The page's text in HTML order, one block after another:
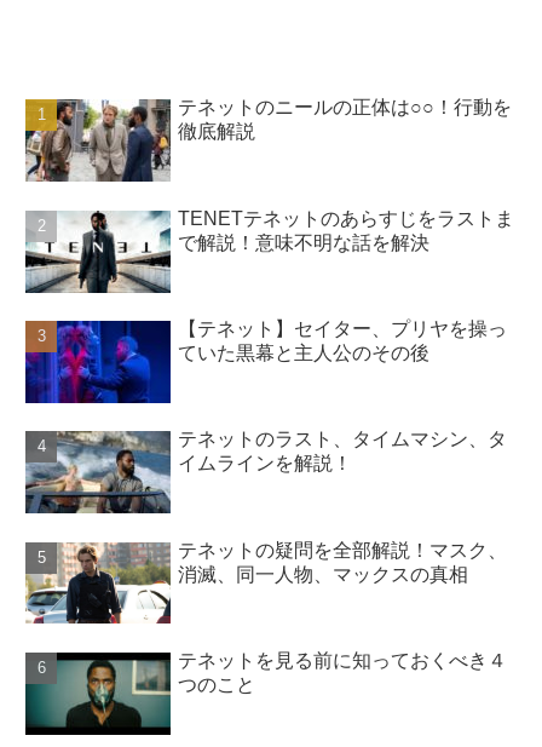
テネットのニールの正体は○○！行動を
徹底解説
TENETテネットのあらすじをラストま
で解説！意味不明な話を解決
【テネット】セイター、プリヤを操っ
ていた黒幕と主人公のその後
テネットのラスト、タイムマシン、タ
イムラインを解説！
テネットの疑問を全部解説！マスク、
消滅、同一人物、マックスの真相
テネットを見る前に知っておくべき４
つのこと